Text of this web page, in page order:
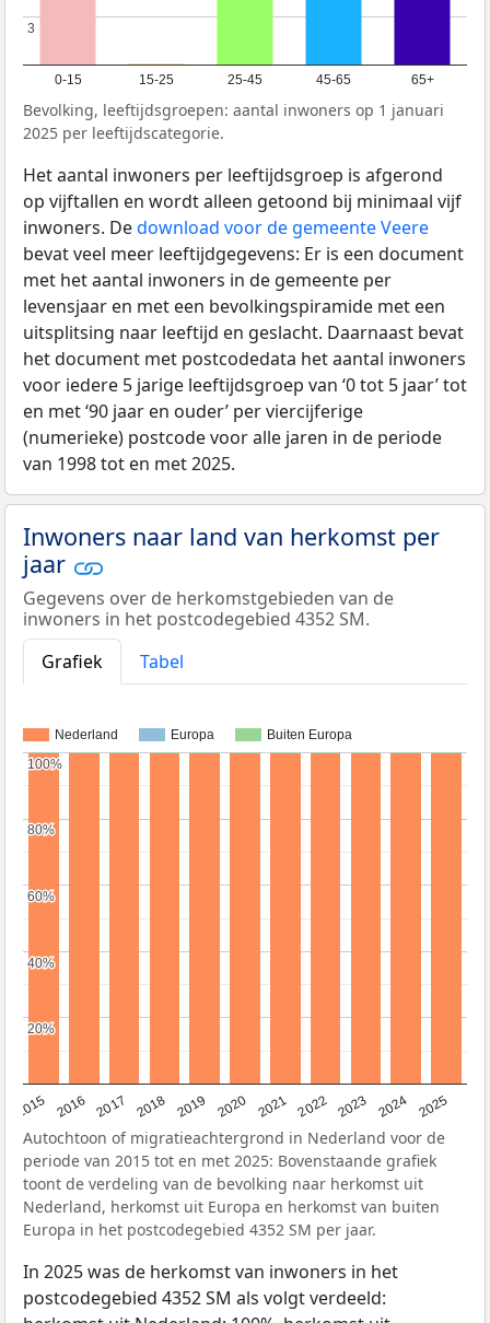
0-15 15-25 25-45 45-65 65+
3
3
Bevolking, leeftijdsgroepen: aantal inwoners op 1 januari
2025 per leeftijdscategorie.
Het aantal inwoners per leeftijdsgroep is afgerond
op vijftallen en wordt alleen getoond bij minimaal vijf
inwoners. Dedownload voor de gemeente Veere
bevat veel meer leeftijdgegevens: Er is een document
met het aantal inwoners in de gemeente per
levensjaar en met een bevolkingspiramide met een
uitsplitsing naar leeftijd en geslacht. Daarnaast bevat
het document met postcodedata het aantal inwoners
voor iedere 5 jarige leeftijdsgroep van ‘0 tot 5 jaar’ tot
en met ‘90 jaar en ouder’ per viercijferige
(numerieke) postcode voor alle jaren in de periode
van 1998 tot en met 2025.
Inwoners naar land van herkomst per
jaar
Gegevens over de herkomstgebieden van de
inwoners in het postcodegebied 4352 SM.
Grafiek
Tabel
Nederland Europa Buiten Europa
2015 2016 2017 2018 2019 2020 2021 2022 2023 2024 2025
20%
20%
40%
40%
60%
60%
80%
80%
100%
100%
Autochtoon of migratieachtergrond in Nederland voor de
periode van 2015 tot en met 2025: Bovenstaande grafiek
toont de verdeling van de bevolking naar herkomst uit
Nederland, herkomst uit Europa en herkomst van buiten
Europa in het postcodegebied 4352 SM per jaar.
In 2025 was de herkomst van inwoners in het
postcodegebied 4352 SM als volgt verdeeld: